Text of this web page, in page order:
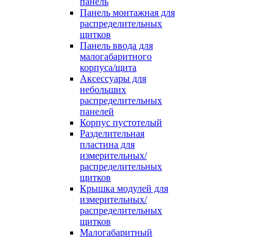
Панель монтажная для
распределительных
щитков
Панель ввода для
малогабаритного
корпуса/щита
Аксессуары для
небольших
распределительных
панелей
Корпус пустотелый
Разделительная
пластина для
измерительных/
распределительных
щитков
Крышка модулей для
измерительных/
распределительных
щитков
Малогабаритный